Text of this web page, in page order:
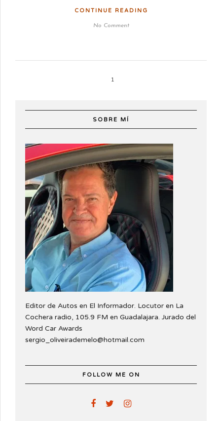
CONTINUE READING
No Comment
1
SOBRE MÍ
Editor de Autos en El Informador. Locutor en La
Cochera radio, 105.9 FM en Guadalajara. Jurado del
Word Car Awards
sergio_oliveirademelo@hotmail.com
FOLLOW ME ON